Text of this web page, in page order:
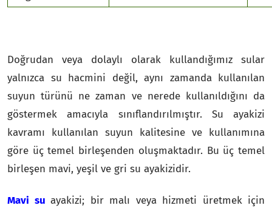
Doğrudan veya dolaylı olarak kullandığımız sular
yalnızca su hacmini değil, aynı zamanda kullanılan
suyun türünü ne zaman ve nerede kullanıldığını da
göstermek amacıyla sınıflandırılmıştır. Su ayakizi
kavramı kullanılan suyun kalitesine ve kullanımına
göre üç temel birleşenden oluşmaktadır. Bu üç temel
birleşen mavi, yeşil ve gri su ayakizidir.
Mavi su ayakizi; bir malı veya hizmeti üretmek için